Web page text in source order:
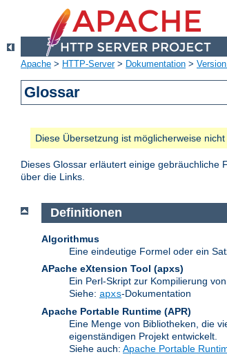
Apache > HTTP-Server> Dokumentation >
Glossar
Diese Übersetzung ist möglicherweise
Dieses Glossar erläutert einige gebräuchliche
über die Links.
Definitionen
Algorithmus
Eine eindeutige Formel oder ein
APache eXtension Tool (apxs)
Ein Perl-Skript zur Kompilierung von
Siehe: apxs-Dokumentation
Apache Portable Runtime (APR)
Eine Menge von Bibliotheken, die
eigenständigen Projekt entwickelt.
Siehe auch: Apache Portable